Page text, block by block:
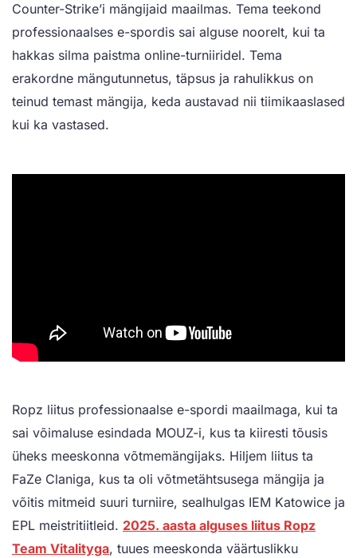
Counter-Strike’i mängijaid maailmas. Tema teekond
professionaalses e-spordis sai alguse noorelt, kui ta
hakkas silma paistma online-turniiridel. Tema
erakordne mängutunnetus, täpsus ja rahulikkus on
teinud temast mängija, keda austavad nii tiimikaaslased
kui ka vastased.
Ropz liitus professionaalse e-spordi maailmaga, kui ta
sai võimaluse esindada MOUZ-i, kus ta kiiresti tõusis
üheks meeskonna võtmemängijaks. Hiljem liitus ta
FaZe Claniga, kus ta oli võtmetähtsusega mängija ja
võitis mitmeid suuri turniire, sealhulgas IEM Katowice ja
EPL meistritiitleid. 2025. aasta alguses liitus Ropz
Team Vitalityga, tuues meeskonda väärtuslikku